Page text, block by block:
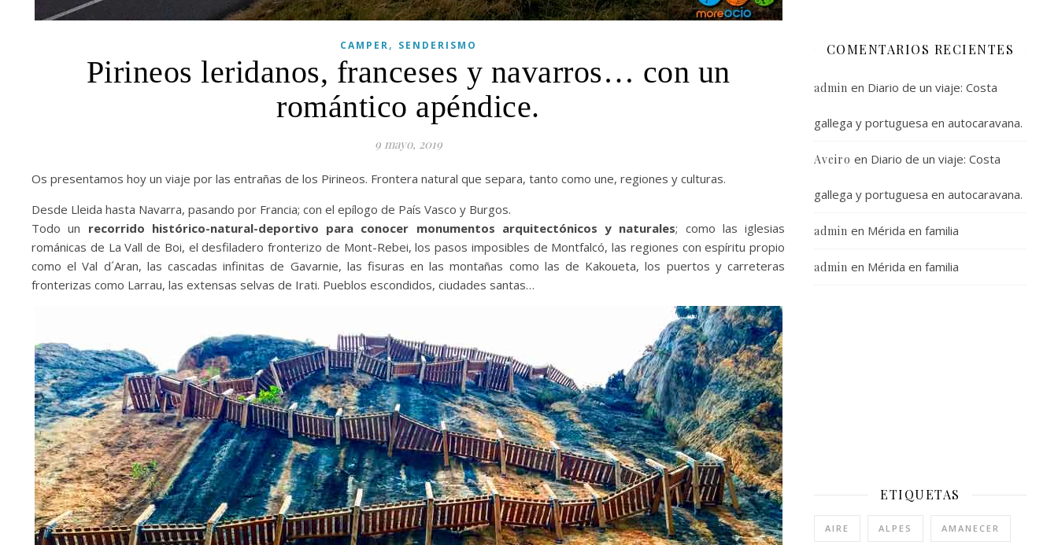
CAMPER, SENDERISMO
Pirineos leridanos, franceses y navarros… con un
romántico apéndice.
9 mayo, 2019
Os presentamos hoy un viaje por las entrañas de los Pirineos. Frontera natural que separa, tanto como une, regiones y culturas.
Desde Lleida hasta Navarra, pasando por Francia; con el epílogo de País Vasco y Burgos.
Todo un recorrido histórico-natural-deportivo para conocer monumentos arquitectónicos y naturales; como las iglesias
románicas de La Vall de Boi, el desfiladero fronterizo de Mont-Rebei, los pasos imposibles de Montfalcó, las regiones con espíritu propio
como el Val d´Aran, las cascadas infinitas de Gavarnie, las fisuras en las montañas como las de Kakoueta, los puertos y carreteras
fronterizas como Larrau, las extensas selvas de Irati. Pueblos escondidos, ciudades santas…
COMENTARIOS RECIENTES
admin en Diario de un viaje: Costa
gallega y portuguesa en autocaravana.
Aveiro en Diario de un viaje: Costa
gallega y portuguesa en autocaravana.
admin en Mérida en familia
admin en Mérida en familia
ETIQUETAS
AIRE ALPES AMANECER